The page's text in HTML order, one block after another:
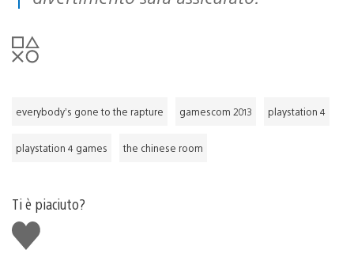
everybody’s gone to the rapture gamescom 2013 playstation 4
playstation 4 games the chinese room
Ti è piaciuto?
Mi
piace